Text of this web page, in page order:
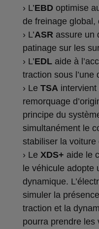
› L’EBDoptimise
de freinage global,
› L’ASR assure un
patinage sur les
› L’EDLaide à
traction sous l’une
› Le TSA intervient
remorquage
principe du
simultanément le
stabiliser la
› Le XDS+ aide le
le véhicule adopte
dynamique.
simuler la
traction et la
pourra prendre les